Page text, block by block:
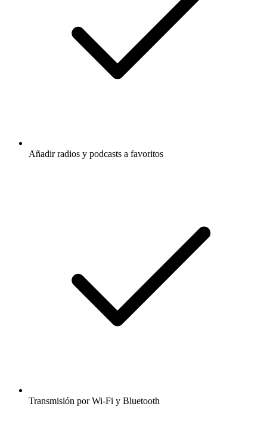
Añadir radios y podcasts a favoritos
Transmisión por Wi-Fi y Bluetooth